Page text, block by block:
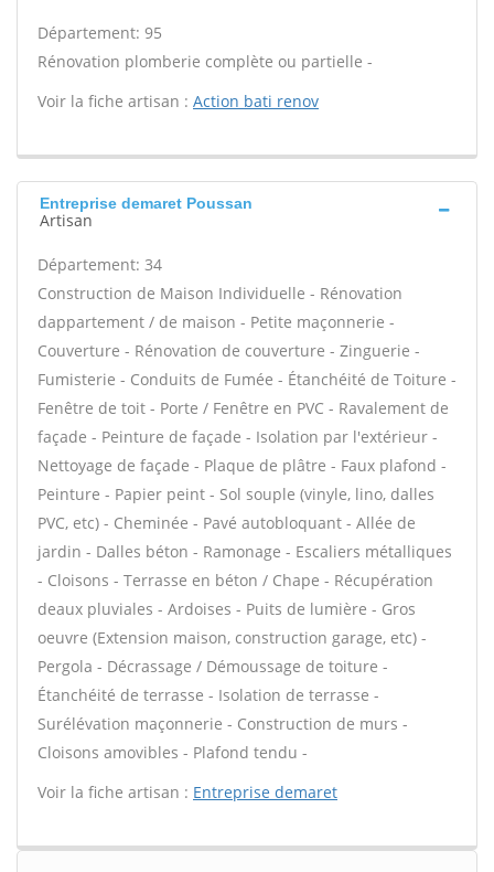
Département: 95
Rénovation plomberie complète ou partielle -
Voir la fiche artisan : Action bati renov
Entreprise demaret Poussan
Artisan
Département: 34
Construction de Maison Individuelle - Rénovation
dappartement / de maison - Petite maçonnerie -
Couverture - Rénovation de couverture - Zinguerie -
Fumisterie - Conduits de Fumée - Étanchéité de Toiture -
Fenêtre de toit - Porte / Fenêtre en PVC - Ravalement de
façade - Peinture de façade - Isolation par l'extérieur -
Nettoyage de façade - Plaque de plâtre - Faux plafond -
Peinture - Papier peint - Sol souple (vinyle, lino, dalles
PVC, etc) - Cheminée - Pavé autobloquant - Allée de
jardin - Dalles béton - Ramonage - Escaliers métalliques
- Cloisons - Terrasse en béton / Chape - Récupération
deaux pluviales - Ardoises - Puits de lumière - Gros
oeuvre (Extension maison, construction garage, etc) -
Pergola - Décrassage / Démoussage de toiture -
Étanchéité de terrasse - Isolation de terrasse -
Surélévation maçonnerie - Construction de murs -
Cloisons amovibles - Plafond tendu -
Voir la fiche artisan : Entreprise demaret